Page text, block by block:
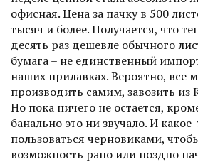
офисная. Цена за пачку в 500
тысяч и более. Получается, что
десять раз дешевле обычного
бумага – не единственный
наших прилавках. Вероятно, все
производить самим, завозить из
Но пока ничего не остается,
банально это ни звучало. И
пользоваться черновиками,
возможность рано или поздно